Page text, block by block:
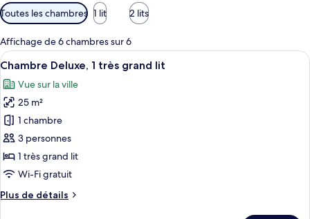
Filtres
disponibles
pour
les
chambres
Toutes les chambres 1 lit 2 lits
Affichage de 6 chambres sur 6
Afficher
toutes
les
photos
pour
ce
type
de
chambre :
Chambre
Une chambre d’hôtel avec un
11
Chambre Deluxe, 1 très grand lit
Vue sur la ville
25 m²
1 chambre
3 personnes
1 très grand lit
Wi-Fi gratuit
Plus de détails
Plus